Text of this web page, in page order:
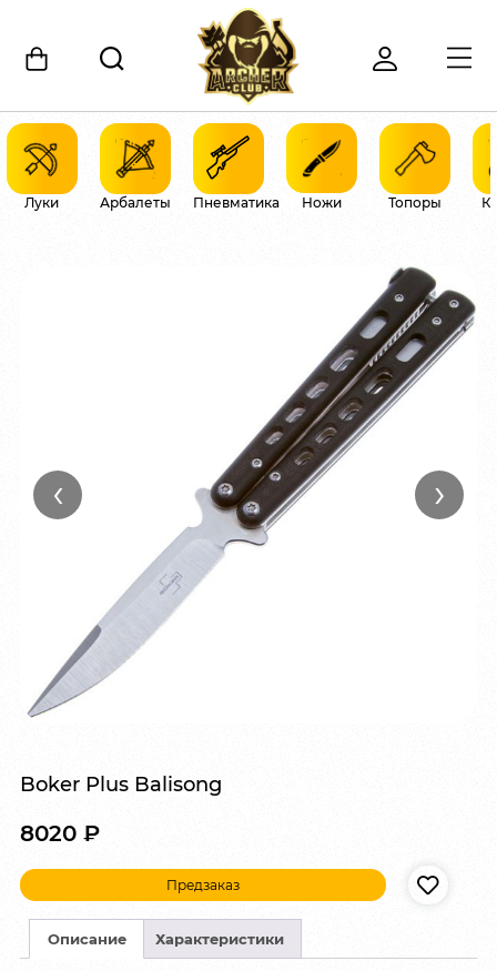
Луки Арбалеты Пневматика Ножи Топоры
‹ ›
Boker Plus Balisong
8020 ₽
Предзаказ
Описание Характеристики